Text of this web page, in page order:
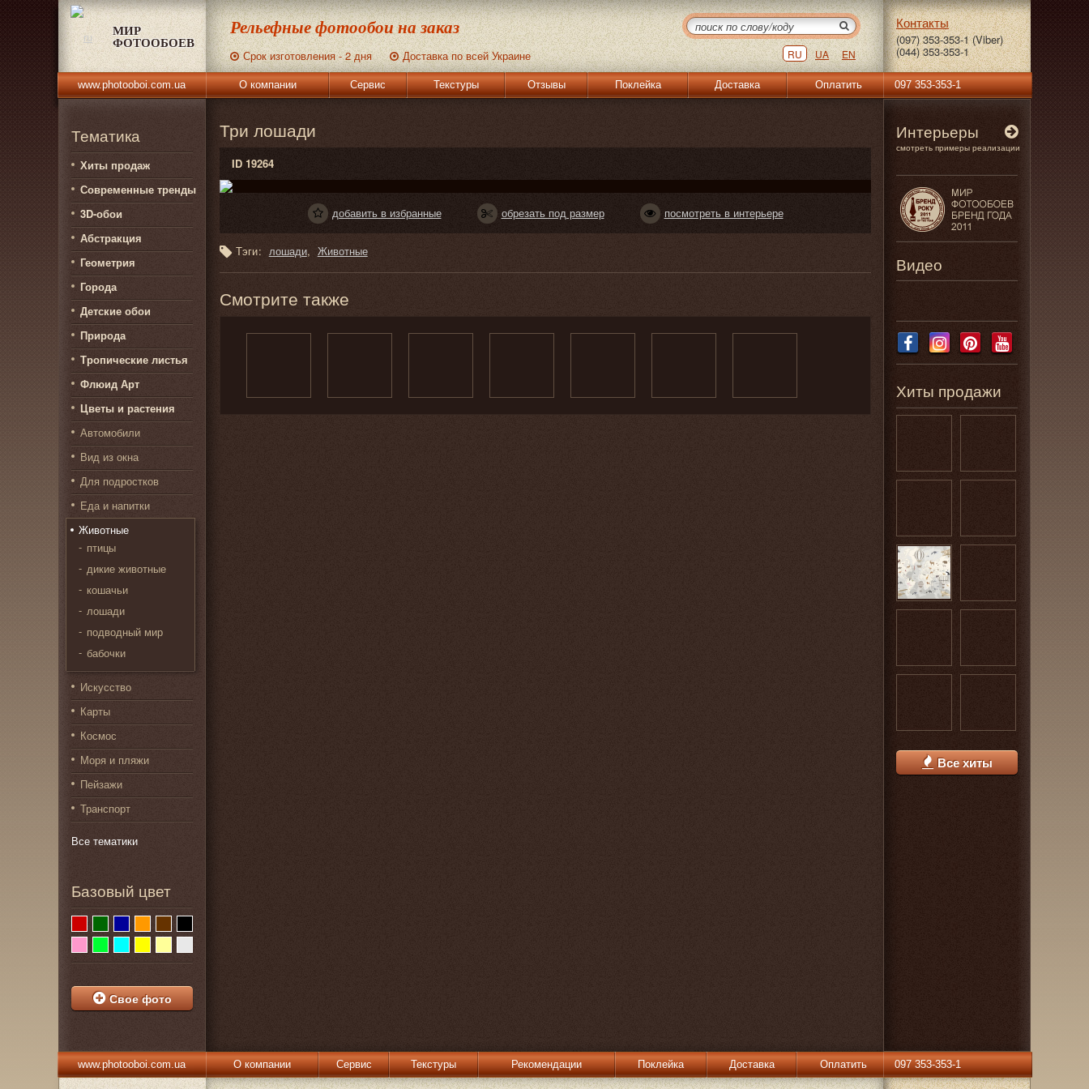
МИР
ФОТООБОЕВ
Рельефные фотообои на заказ
Срок изготовления - 2 дня Доставка по всей Украине RU UA EN
Контакты
(097) 353-353-1 (Viber)
(044) 353-353-1
www.photooboi.com.ua О компании Сервис Текстуры Отзывы Поклейка Доставка Оплатить 097 353-353-1
Тематика
Хиты продаж
Современные тренды
3D-обои
Абстракция
Геометрия
Города
Детские обои
Природа
Тропические листья
Флюид Арт
Цветы и растения
Автомобили
Вид из окна
Для подростков
Еда и напитки
Животные
птицы
дикие животные
кошачьи
лошади
подводный мир
бабочки
Искусство
Карты
Космос
Моря и пляжи
Пейзажи
Транспорт
Все тематики
Базовый цвет
Свое фото
Три лошади
ID 19264
добавить в избранные обрезать под размер посмотреть в интерьере
Тэги: лошади Животные
Смотрите также
Интерьеры
смотреть примеры реализации
Видео
Хиты продажи
Все хиты
www.photooboi.com.ua О компании Сервис Текстуры Рекомендации Поклейка Доставка Оплатить 097 353-353-1